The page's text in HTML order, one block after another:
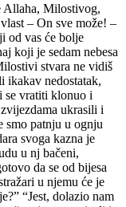
Allaha, Milostivog,
– On sve može! –
od vas će bolje
koji je sedam nebesa
stvara ne vidiš
ikakav nedostatak,
se vratiti klonuo i
ukrasili i
smo patnju u ognju
svoga kazna je
u nj bačeni,
da se od bijesa
u njemu će je
“Jest, dolazio nam